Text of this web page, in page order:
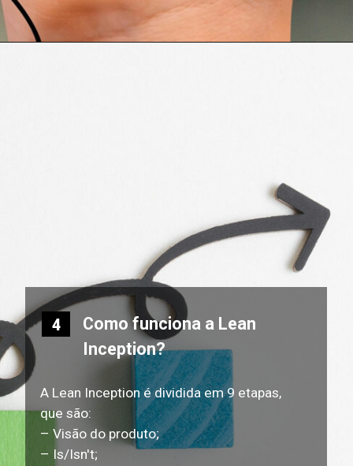
Como funciona a Lean
Inception?
A Lean Inception é dividida em 9 etapas,
que são:
– Visão do produto;
– Is/Isn't;
4